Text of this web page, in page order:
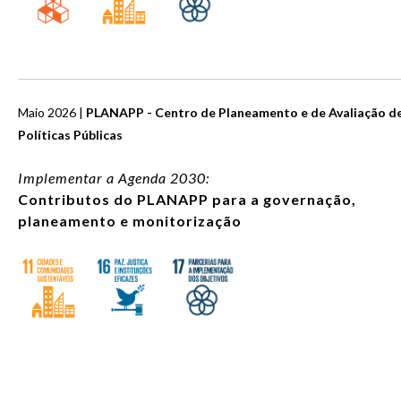
Maio 2026 | PLANAPP - Centro de Planeamento e de Avaliação
Políticas Públicas
Implementar a Agenda 2030:
Contributos do PLANAPP para a governação,
planeamento e monitorização